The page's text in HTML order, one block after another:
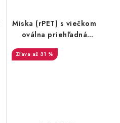
Miska (rPET) s viečkom
oválna priehľadná
375ml 50ks
až 31 %